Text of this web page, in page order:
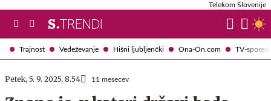
Trajnost Vedeževanje Hišni ljubljenčki Ona-On.com TV-spored
Telekom Slovenije
Petek, 5. 9. 2025, 8.54 11 mesecev